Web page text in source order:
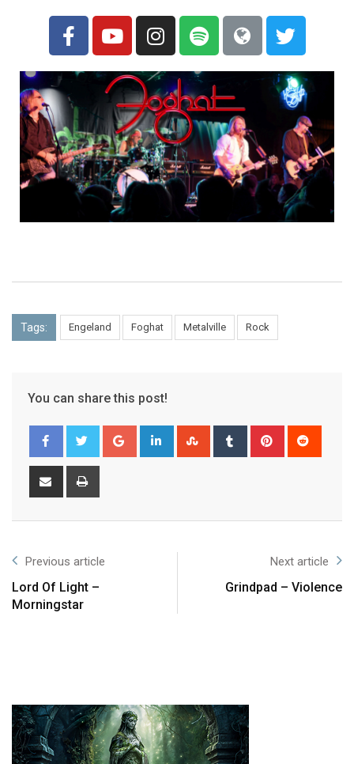
Tags: Engeland Foghat Metalville Rock
You can share this post!
Previous article
Lord Of Light –
Morningstar
Next article
Grindpad – Violence